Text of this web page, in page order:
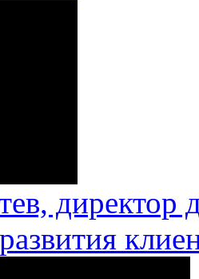
директор